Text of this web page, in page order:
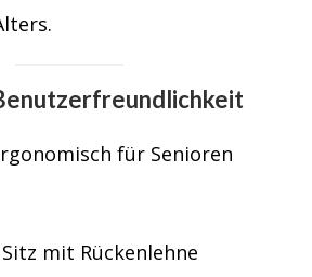
für Senioren
mit Rückenlehne